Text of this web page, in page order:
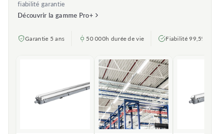
fiabilité garantie
Découvrir la gamme Pro+
Garantie 5 ans 50 000h durée de vie Fiabilité 99,5%